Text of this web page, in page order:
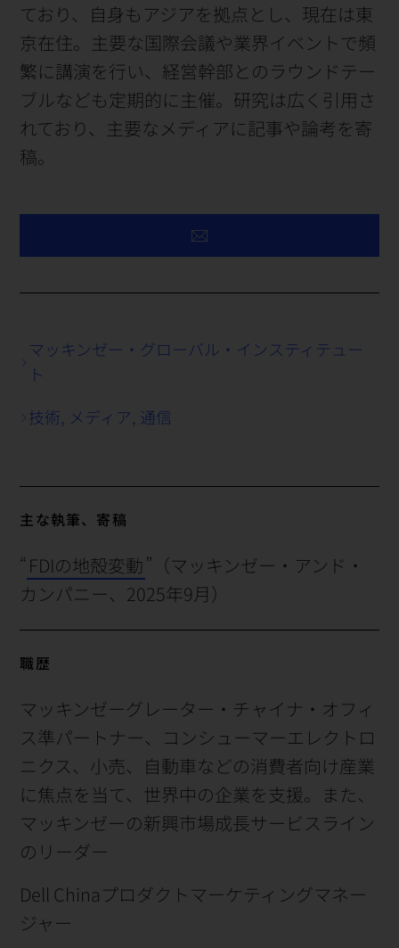
ており、自身もアジアを拠点とし、現在は東
京在住。主要な国際会議や業界イベントで頻
繁に講演を行い、経営幹部とのラウンドテー
ブルなども定期的に主催。研究は広く引用さ
れており、主要なメディアに記事や論考を寄
稿。
マッキンゼー・グローバル・インスティテュー
ト
技術, メディア, 通信
主な執筆、寄稿
“ FDIの地殻変動”（マッキンゼー・アンド・
カンパニー、2025年9月）
職歴
マッキンゼーグレーター・チャイナ・オフィ
ス準パートナー、コンシューマーエレクトロ
ニクス、小売、自動車などの消費者向け産業
に焦点を当て、世界中の企業を支援。また、
マッキンゼーの新興市場成長サービスライン
のリーダー
Dell Chinaプロダクトマーケティングマネー
ジャー